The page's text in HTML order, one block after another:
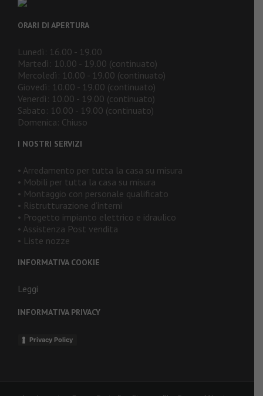
ORARI DI APERTURA
Lunedì: 16.00 - 19.00
Martedì: 10.00 - 19.00 (continuato)
Mercoledì: 10.00 - 19.00 (continuato)
Giovedì: 10.00 - 19.00 (continuato)
Venerdì: 10.00 - 19.00 (continuato)
Sabato: 10.00 - 19.00 (continuato)
Domenica: Chiuso
I NOSTRI SERVIZI
• Arredamento per tutta la casa su misura
• Mobili per tutta la casa su misura
• Montaggio con personale qualificato
• Ristrutturazione d’interni
• Progetto impianto elettrico e idraulico
• Assistenza Post vendita
• Liste nozze
INFORMATIVA COOKIE
Leggi
INFORMATIVA PRIVACY
Privacy Policy